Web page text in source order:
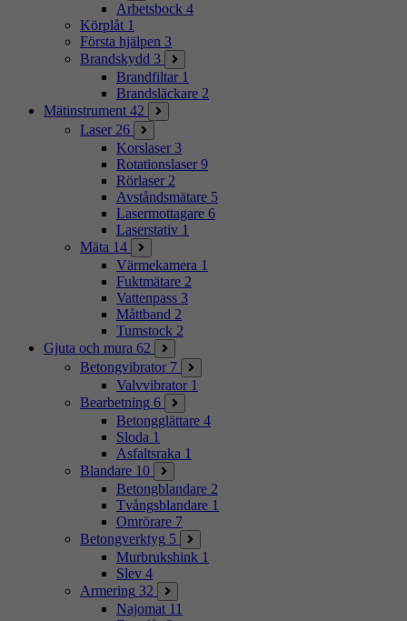
Arbetsbock 4
Körplåt 1
Första hjälpen 3
Brandskydd 3
Brandfiltar 1
Brandsläckare 2
Mätinstrument 42
Laser 26
Korslaser 3
Rotationslaser 9
Rörlaser 2
Avståndsmätare 5
Lasermottagare 6
Laserstativ 1
Mäta 14
Värmekamera 1
Fuktmätare 2
Vattenpass 3
Måttband 2
Tumstock 2
Gjuta och mura 62
Betongvibrator 7
Valvvibrator 1
Bearbetning 6
Betongglättare 4
Sloda 1
Asfaltsraka 1
Blandare 10
Betongblandare 2
Tvångsblandare 1
Omrörare 7
Betongverktyg 5
Murbrukshink 1
Slev 4
Armering 32
Najomat 11